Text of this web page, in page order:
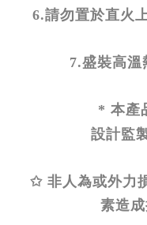
6.請勿置於直火
7.盛裝高溫
* 本產品
設計監
✩ 非人為或外力
素造